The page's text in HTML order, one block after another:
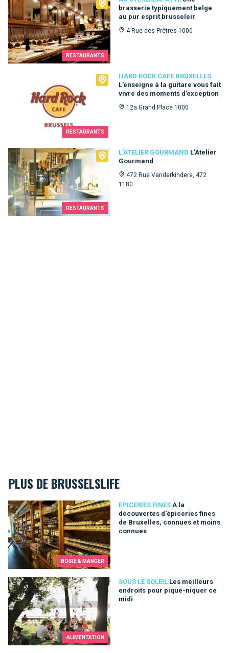
RESTAURANTS
brasserie typiquement belge
au pur esprit brusseleir
4 Rue des Prêtres 1000
RESTAURANTS
HARD ROCK CAFE BRUXELLES
L’enseigne à la guitare vous fait
vivre des moments d’exception
12a Grand Place 1000
Hard Rock Cafe Bruxelles
RESTAURANTS
L'ATELIER GOURMAND L'Atelier
Gourmand
472 Rue Vanderkindere, 472
1180
L'Atelier Gourmand
PLUS DE BRUSSELSLIFE
BOIRE & MANGER
EPICERIES FINES A la
découvertes d'épiceries fines
de Bruxelles, connues et moins
connues
A la découvertes d'épiceries fines de Bruxelles, connues et
ALIMENTATION
SOUS LE SOLEIL Les meilleurs
endroits pour pique-niquer ce
midi
Les meilleurs endroits pour pique-niquer ce midi